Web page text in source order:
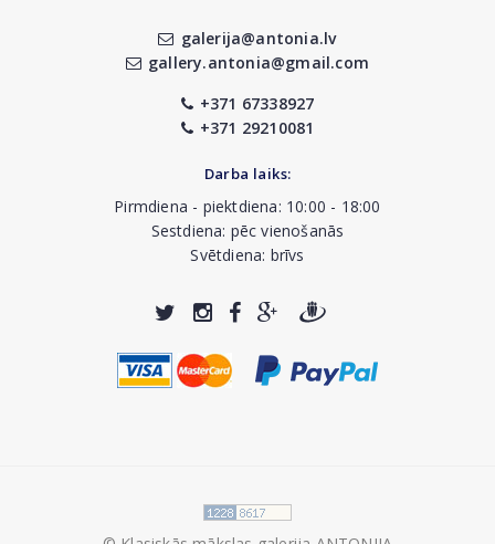
galerija@antonia.lv
gallery.antonia@gmail.com
+371 67338927
+371 29210081
Darba laiks:
Pirmdiena - piektdiena: 10:00 - 18:00
Sestdiena: pēc vienošanās
Svētdiena: brīvs